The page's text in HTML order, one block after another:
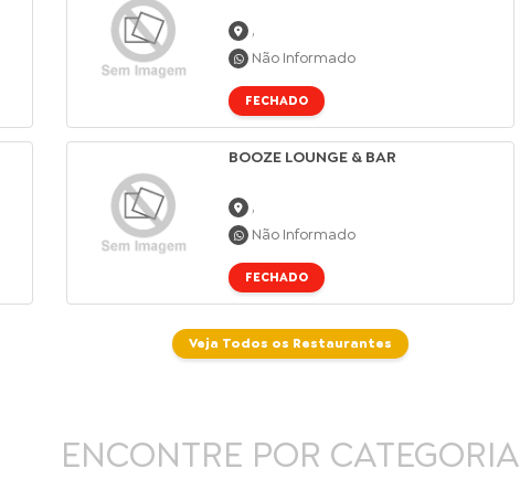
,
Não Informado
FECHADO
BOOZE LOUNGE & BAR
,
Não Informado
FECHADO
Veja Todos os Restaurantes
ENCONTRE POR CATEGORIA